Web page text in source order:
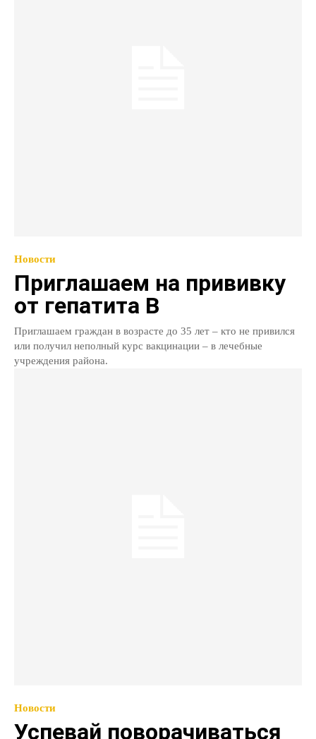
Новости
Приглашаем на прививку
от гепатита В
Приглашаем граждан в возрасте до 35 лет – кто не привился
или получил неполный курс вакцинации – в лечебные
учреждения района.
Новости
Успевай поворачиваться